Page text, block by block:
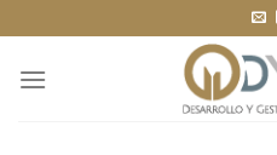
al
contenido